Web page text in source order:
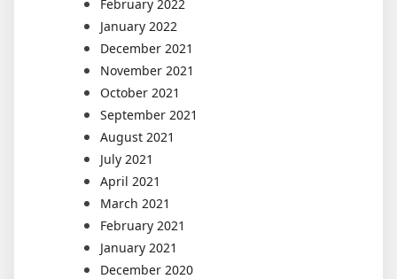
February 2022
January 2022
December 2021
November 2021
October 2021
September 2021
August 2021
July 2021
April 2021
March 2021
February 2021
January 2021
December 2020